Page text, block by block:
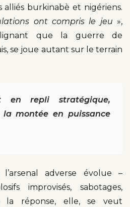
alliés burkinabè et nigériens.
ont compris le jeu »,
que la guerre de
se joue autant sur le terrain
en repli stratégique,
la montée en puissance
adverse évolue –
improvisés, sabotages,
la réponse, elle, se veut